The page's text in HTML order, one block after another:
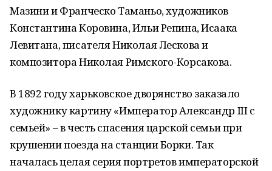
Мазини и Франческо Таманьо, художников
Константина Коровина, Ильи Репина, Исаака
Левитана, писателя Николая Лескова и
композитора Николая Римского-Корсакова.
В 1892 году харьковское дворянство заказало
художнику картину «Император Александр III с
семьей» – в честь спасения царской семьи при
крушении поезда на станции Борки. Так
началась целая серия портретов императорской